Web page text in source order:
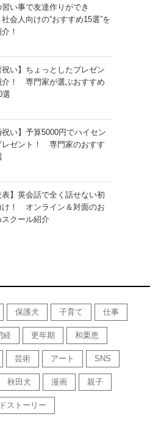
習い事で友達作りができ
会人向けの“おすすめ15選”を
！
祝い】ちょっとしたプレゼン
介！ 専門家が選ぶおすすめ
選
祝い】予算5000円でハイセン
レゼント！ 専門家のおすす
表】英会話で全く話せない初
け！ オンライン＆対面のお
クール紹介
保護犬 子育て 仕事
経 更年期 和栗恵
芸術 アート SNS
秋田犬 漫画 親子
ストーリー